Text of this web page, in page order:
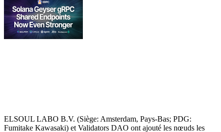
ELSOUL LABO B.V. (Siège: Amsterdam, Pays-Bas; PDG:
Fumitake Kawasaki) et Validators DAO ont ajouté les nœuds les